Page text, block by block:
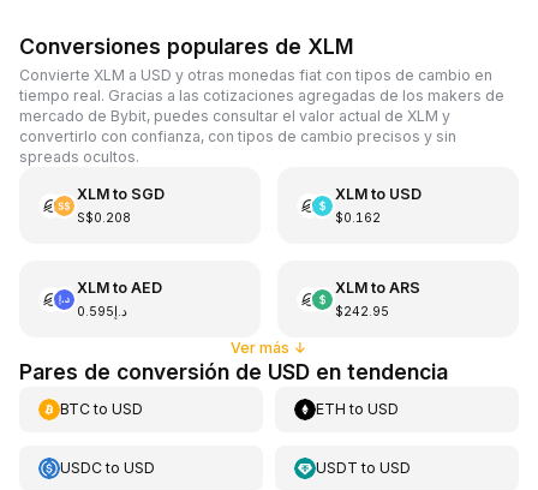
Conversiones populares de XLM
Convierte XLM a USD y otras monedas fiat con tipos de cambio en
tiempo real. Gracias a las cotizaciones agregadas de los makers de
mercado de Bybit, puedes consultar el valor actual de XLM y
convertirlo con confianza, con tipos de cambio precisos y sin
spreads ocultos.
XLMto SGD
S$0.208
XLMto USD
$0.162
XLMto AED
د.إ0.595
XLMto ARS
$242.95
Ver más ↓
Pares de conversión de USD en tendencia
BTCto USD ETH toUSD
USDCto USD USDT toUSD